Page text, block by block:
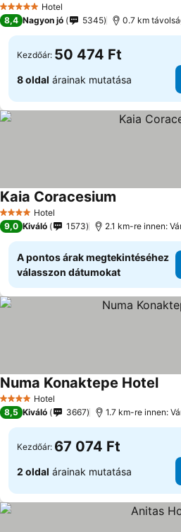
5 KategóriaHotel
8,4 Nagyon jó 5345 0.7 km
Kezdőár: 50 474 Ft
8 oldal árainak mutatása
4 KategóriaHotel
Kaia Coracesium
9,0 Kiváló 1573 2.1 km-re innen:
A pontos árak megtekintéséhez
válasszon dátumokat
4 KategóriaHotel
Numa Konaktepe Hotel
8,5 Kiváló 3667 1.7 km-re innen:
Kezdőár: 67 074 Ft
2 oldal árainak mutatása